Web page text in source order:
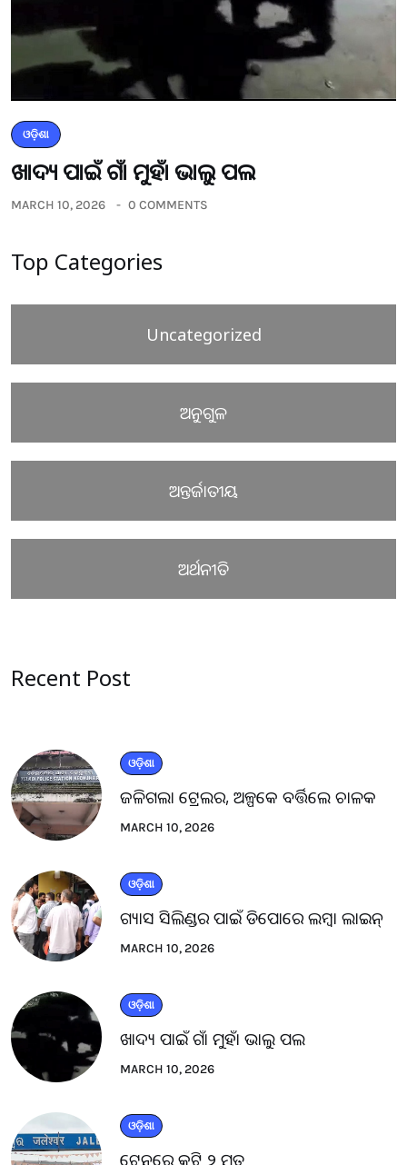
ଓଡ଼ିଶା
ଖାଦ୍ୟ ପାଇଁ ଗାଁ ମୁହାଁ ଭାଲୁ ପଲ
MARCH 10, 2026 0 COMMENTS
Top Categories
Uncategorized
ଅନୁଗୁଳ
ଅନ୍ତର୍ଜାତୀୟ
ଅର୍ଥନୀତି
Recent Post
ଓଡ଼ିଶା
ଜଳିଗଲା ଟ୍ରେଲର, ଅଳ୍ପକେ ବର୍ତ୍ତିଲେ ଚାଳକ
MARCH 10, 2026
ଓଡ଼ିଶା
ଗ୍ୟାସ ସିଲିଣ୍ଡର ପାଇଁ ଡିପୋରେ ଲମ୍ବା ଲାଇନ୍
MARCH 10, 2026
ଓଡ଼ିଶା
ଖାଦ୍ୟ ପାଇଁ ଗାଁ ମୁହାଁ ଭାଲୁ ପଲ
MARCH 10, 2026
ଓଡ଼ିଶା
ଟ୍ରେନରେ କଟି ୨ ମୃତ